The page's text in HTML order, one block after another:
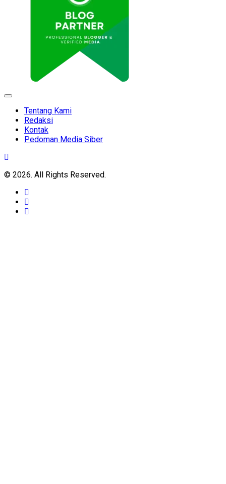
Expand
Tentang Kami
Redaksi
Kontak
Pedoman Media Siber
© 2026. All Rights Reserved.